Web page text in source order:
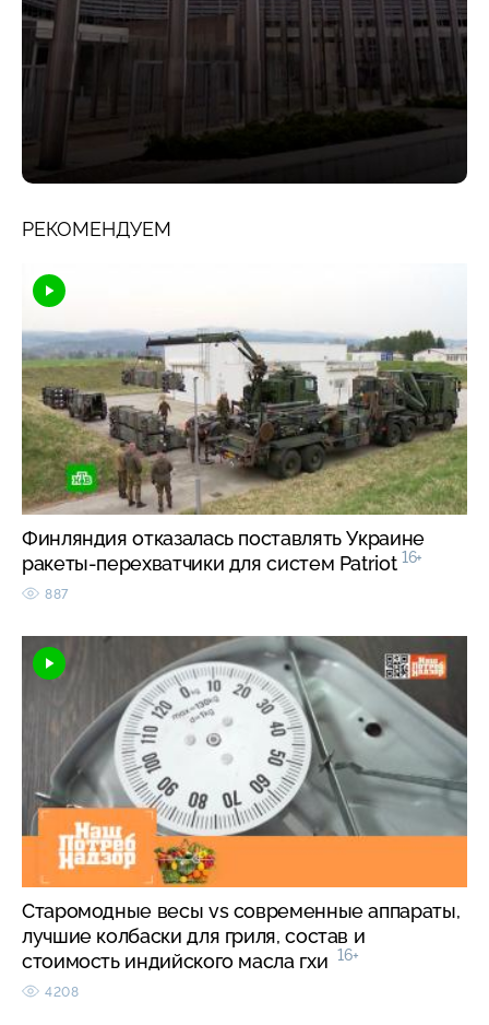
РЕКОМЕНДУЕМ
Финляндия отказалась поставлять Украине
ракеты-перехватчики для систем Patriot 16+
887
Старомодные весы vs современные аппараты,
лучшие колбаски для гриля, состав и
стоимость индийского масла гхи 16+
4208